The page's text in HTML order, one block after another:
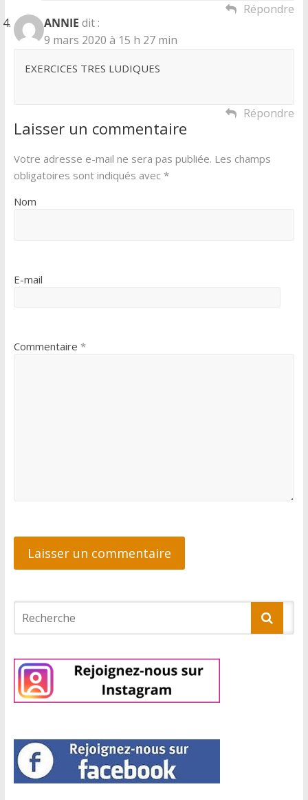
Répondre
ANNIE dit :
9 mars 2020 à 15 h 27 min
EXERCICES TRES LUDIQUES
Répondre
Laisser un commentaire
Votre adresse e-mail ne sera pas publiée. Les champs
obligatoires sont indiqués avec *
Nom
E-mail
Commentaire *